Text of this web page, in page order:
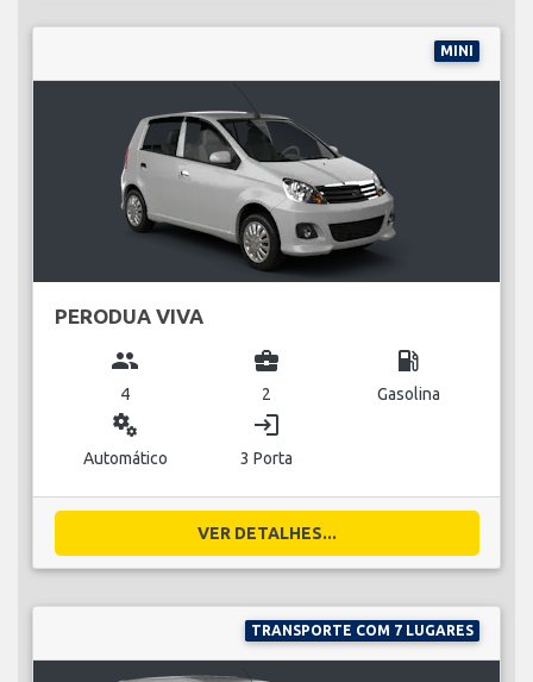
MINI
PERODUA VIVA
group
4
business_center
2
local_gas_station
Gasolina
miscellaneous_services
Automático
login
3 Porta
VER DETALHES...
TRANSPORTE COM 7 LUGARES